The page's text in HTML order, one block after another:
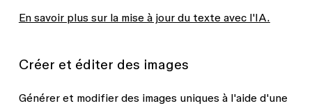
En savoir plus sur la mise à jour du texte avec l'IA.
Créer et éditer des images
Générer et modifier des images uniques à l'aide d'une